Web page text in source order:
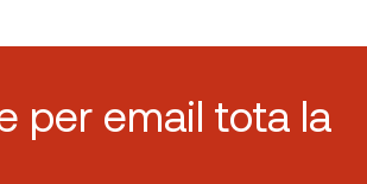
per email tota la